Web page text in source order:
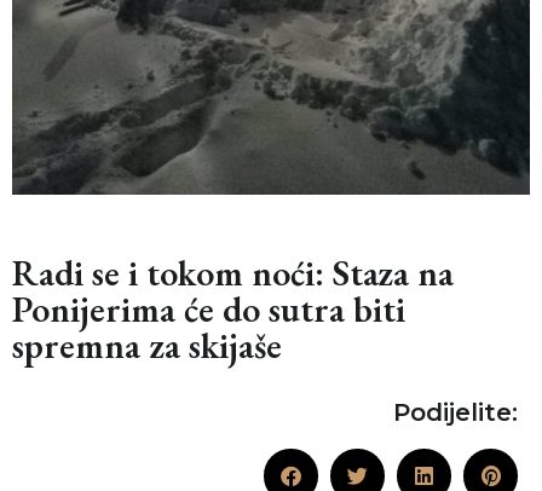
Radi se i tokom noći: Staza na
Ponijerima će do sutra biti
spremna za skijaše
Podijelite: